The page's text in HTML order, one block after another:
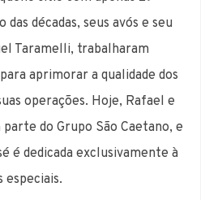
décadas, seus avós e seu
Taramelli, trabalharam
aprimorar a qualidade dos
operações. Hoje, Rafael e
do Grupo São Caetano, e
é dedicada exclusivamente à
especiais.